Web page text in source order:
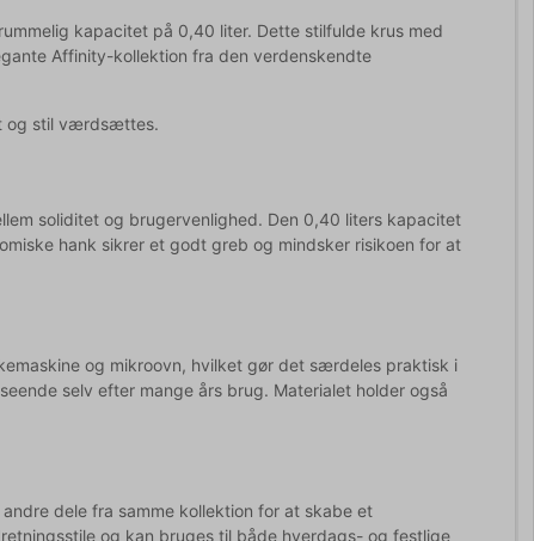
kapacitet på 0,40 liter. Dette stilfulde krus med
Affinity-kollektion fra den verdenskendte
og stil værdsættes.
soliditet og brugervenlighed. Den 0,40 liters kapacitet
hank sikrer et godt greb og mindsker risikoen for at
og mikroovn, hvilket gør det særdeles praktisk i
selv efter mange års brug. Materialet holder også
dele fra samme kollektion for at skabe et
og kan bruges til både hverdags- og festlige